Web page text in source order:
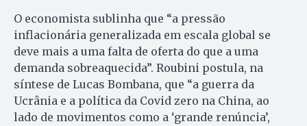
O economista sublinha que “a pressão
inflacionária generalizada em escala global se
deve mais a uma falta de oferta do que a uma
demanda sobreaquecida”. Roubini postula, na
síntese de Lucas Bombana, que “a guerra da
Ucrânia e a política da Covid zero na China, ao
lado de movimentos como a ‘grande renúncia’,